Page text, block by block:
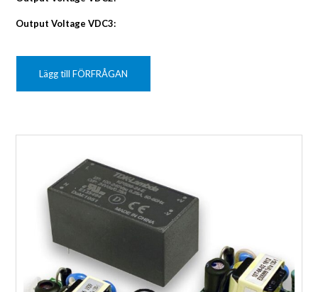
Output Voltage VDC3:
Lägg till FÖRFRÅGAN